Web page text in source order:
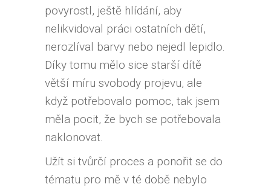
povyrostl, ještě hlídání, aby
nelikvidoval práci ostatních dětí,
nerozlíval barvy nebo nejedl lepidlo.
Díky tomu mělo sice starší dítě
větší míru svobody projevu, ale
když potřebovalo pomoc, tak jsem
měla pocit, že bych se potřebovala
naklonovat.
Užít si tvůrčí proces a ponořit se do
tématu pro mě v té době nebylo